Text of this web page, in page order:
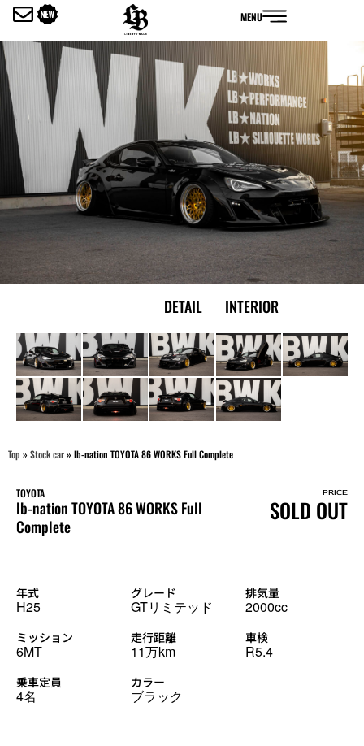
を
ス
キ
ッ
MENU
DETAIL INTERIOR
Top »Stock car»lb-nation TOYOTA 86 WORKS Full Complete
TOYOTA
lb-nation TOYOTA 86 WORKS Full
Complete
PRICE
SOLD OUT
年式
H25
グレード
GTリミテッド
排気量
2000cc
ミッション
6MT
走行距離
11万km
車検
R5.4
乗車定員
4名
カラー
ブラック